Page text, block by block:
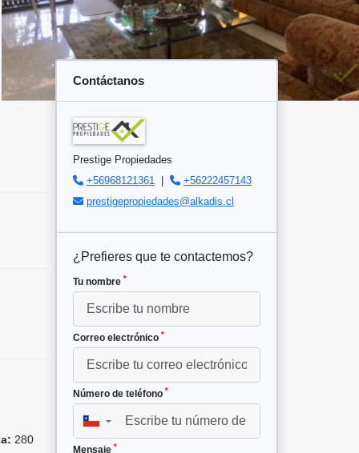
280
Contáctanos
Prestige Propiedades
+56968121361
|
+56222457143
prestigepropiedades@alkadis.cl
¿Prefieres que te contactemos?
Tu nombre *
Correo electrónico *
Número de teléfono *
▼
Mensaje *